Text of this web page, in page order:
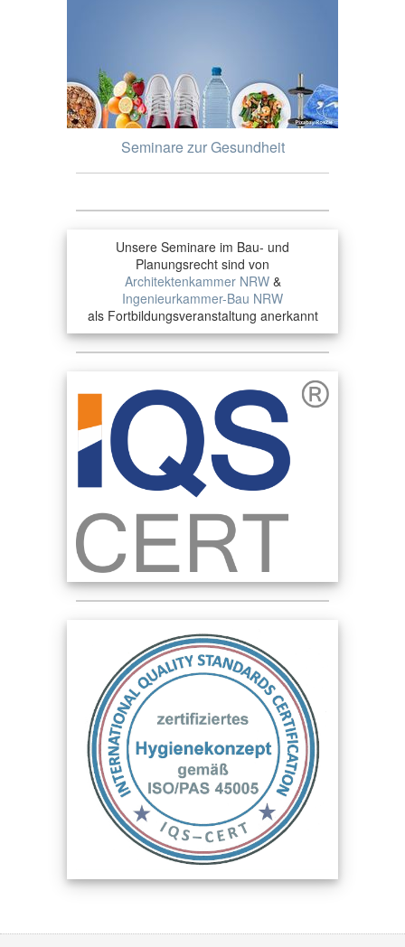
Seminare zur Gesundheit
Unsere Seminare im Bau- und
Planungsrecht sind von
Architektenkammer NRW&
Ingenieurkammer-Bau NRW
als Fortbildungsveranstaltung anerkannt